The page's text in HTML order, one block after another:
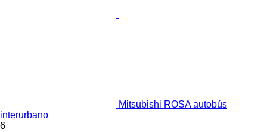
Mitsubishi ROSA autobús
interurbano
6